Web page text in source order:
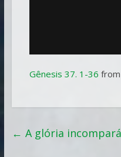
Gênesis 37. 1-36 from
← A glória